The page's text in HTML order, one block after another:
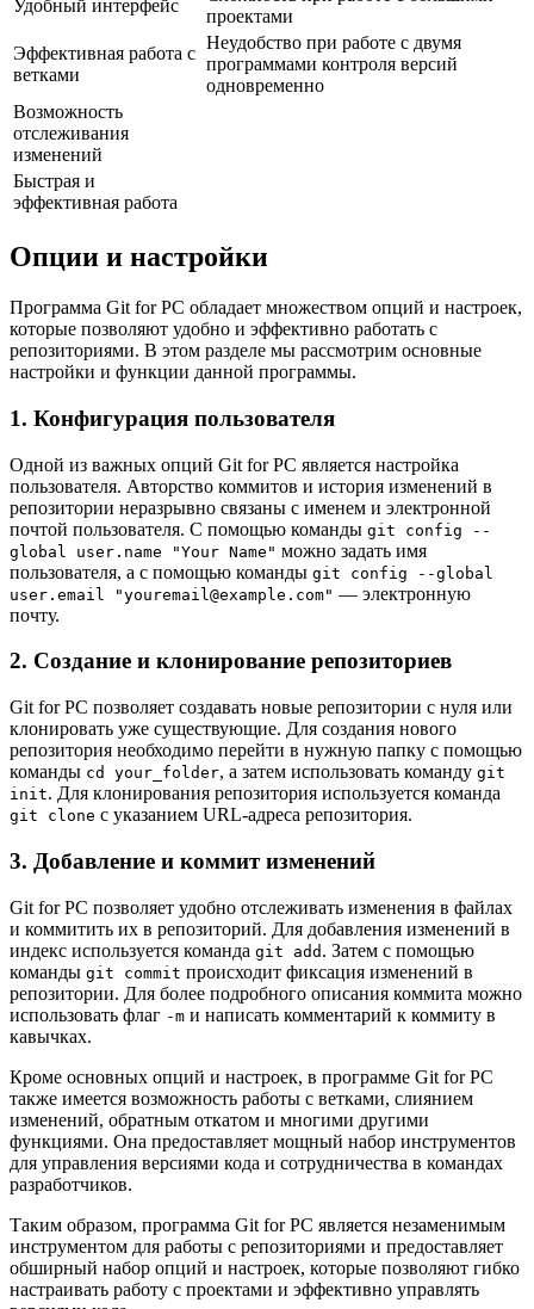
Удобный интерфейс
проектами
Эффективная работа с
ветками
Неудобство при работе с двумя
программами контроля версий
одновременно
Возможность
отслеживания
изменений
Быстрая и
эффективная работа
Опции и настройки
Программа Git for PC обладает множеством опций и настроек,
которые позволяют удобно и эффективно работать с
репозиториями. В этом разделе мы рассмотрим основные
настройки и функции данной программы.
1. Конфигурация пользователя
Одной из важных опций Git for PC является настройка
пользователя. Авторство коммитов и история изменений в
репозитории неразрывно связаны с именем и электронной
почтой пользователя. С помощью команды git config --
global user.name "Your Name" можно задать имя
пользователя, а с помощью команды git config --global
user.email "youremail@example.com" — электронную
почту.
2. Создание и клонирование репозиториев
Git for PC позволяет создавать новые репозитории с нуля или
клонировать уже существующие. Для создания нового
репозитория необходимо перейти в нужную папку с помощью
команды cd your_folder, а затем использовать команду git
init. Для клонирования репозитория используется команда
git clone с указанием URL-адреса репозитория.
3. Добавление и коммит изменений
Git for PC позволяет удобно отслеживать изменения в файлах
и коммитить их в репозиторий. Для добавления изменений в
индекс используется команда git add . Затем с помощью
команды git commit происходит фиксация изменений в
репозитории. Для более подробного описания коммита можно
использовать флаг -m и написать комментарий к коммиту в
кавычках.
Кроме основных опций и настроек, в программе Git for PC
также имеется возможность работы с ветками, слиянием
изменений, обратным откатом и многими другими
функциями. Она предоставляет мощный набор инструментов
для управления версиями кода и сотрудничества в командах
разработчиков.
Таким образом, программа Git for PC является незаменимым
инструментом для работы с репозиториями и предоставляет
обширный набор опций и настроек, которые позволяют гибко
настраивать работу с проектами и эффективно управлять